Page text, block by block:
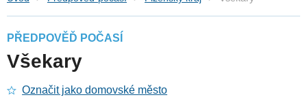
PŘEDPOVĚĎ POČASÍ
Všekary
Označit jako domovské město